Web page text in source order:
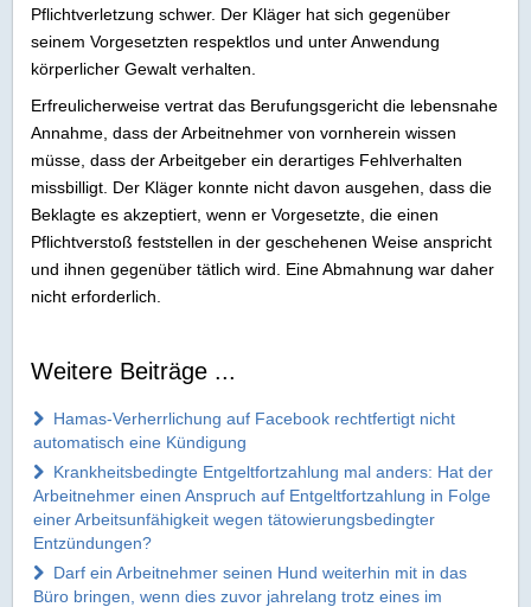
Pflichtverletzung schwer. Der Kläger hat sich gegenüber
seinem Vorgesetzten respektlos und unter Anwendung
körperlicher Gewalt verhalten.
Erfreulicherweise vertrat das Berufungsgericht die lebensnahe
Annahme, dass der Arbeitnehmer von vornherein wissen
müsse, dass der Arbeitgeber ein derartiges Fehlverhalten
missbilligt. Der Kläger konnte nicht davon ausgehen, dass die
Beklagte es akzeptiert, wenn er Vorgesetzte, die einen
Pflichtverstoß feststellen in der geschehenen Weise anspricht
und ihnen gegenüber tätlich wird. Eine Abmahnung war daher
nicht erforderlich.
Weitere Beiträge ...
Hamas-Verherrlichung auf Facebook rechtfertigt nicht
automatisch eine Kündigung
Krankheitsbedingte Entgeltfortzahlung mal anders: Hat der
Arbeitnehmer einen Anspruch auf Entgeltfortzahlung in Folge
einer Arbeitsunfähigkeit wegen tätowierungsbedingter
Entzündungen?
Darf ein Arbeitnehmer seinen Hund weiterhin mit in das
Büro bringen, wenn dies zuvor jahrelang trotz eines im